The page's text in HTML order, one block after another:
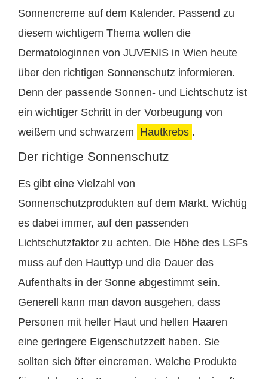
Sonnencreme auf dem Kalender. Passend zu
diesem wichtigem Thema wollen die
Dermatologinnen von JUVENIS in Wien heute
über den richtigen Sonnenschutz informieren.
Denn der passende Sonnen- und Lichtschutz ist
ein wichtiger Schritt in der Vorbeugung von
weißem und schwarzem Hautkrebs .
Der richtige Sonnenschutz
Es gibt eine Vielzahl von
Sonnenschutzprodukten auf dem Markt. Wichtig
es dabei immer, auf den passenden
Lichtschutzfaktor zu achten. Die Höhe des LSFs
muss auf den Hauttyp und die Dauer des
Aufenthalts in der Sonne abgestimmt sein.
Generell kann man davon ausgehen, dass
Personen mit heller Haut und hellen Haaren
eine geringere Eigenschutzzeit haben. Sie
sollten sich öfter eincremen. Welche Produkte